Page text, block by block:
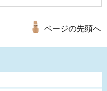
ページの先頭へ